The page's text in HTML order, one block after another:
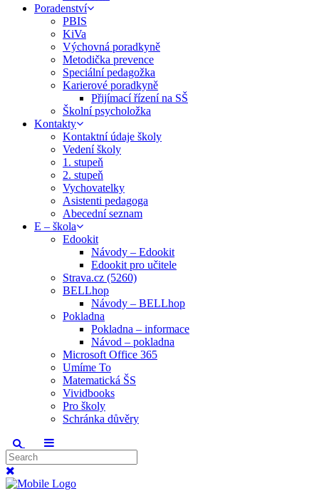
Poradenství
PBIS
KiVa
Výchovná poradkyně
Metodička prevence
Speciální pedagožka
Karierové poradkyně
Přijímací řízení na SŠ
Školní psycholožka
Kontakty
Kontaktní údaje školy
Vedení školy
1. stupeň
2. stupeň
Vychovatelky
Asistenti pedagoga
Abecední seznam
E – škola
Edookit
Návody – Edookit
Edookit pro učitele
Strava.cz (5260)
BELLhop
Návody – BELLhop
Pokladna
Pokladna – informace
Návod – pokladna
Microsoft Office 365
Umíme To
Matematická ŠS
Vividbooks
Pro školy
Schránka důvěry